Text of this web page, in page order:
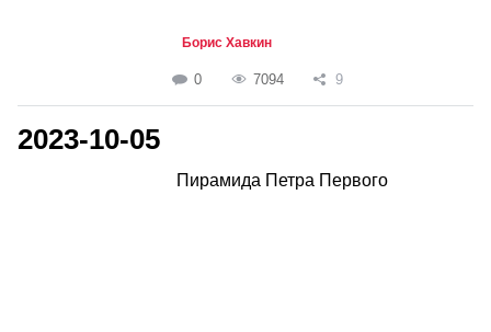
Борис Хавкин
0 7094 9
2023-10-05
Пирамида Петра Первого